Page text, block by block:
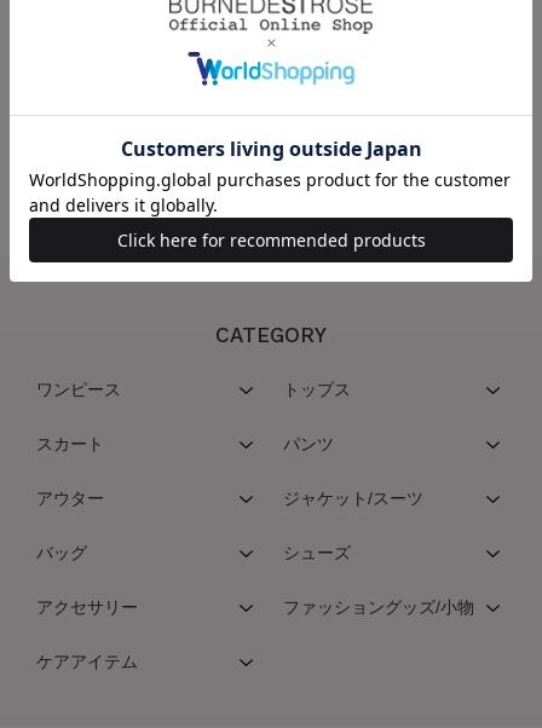
初めてご利用の方・会員以外の方
初めてご利用のお客様は、こちらから会員登録を行ってください。
うになります。
CATEGORY
ワンピース トップス
スカート パンツ
アウター ジャケット/スーツ
バッグ シューズ
アクセサリー ファッショングッズ/小物
ケアアイテム